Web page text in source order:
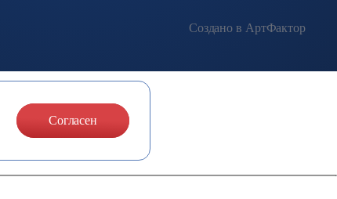
Создано в АртФактор
Согласен